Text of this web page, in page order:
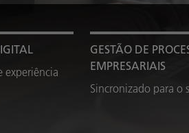
experiência
GESTÃO DE
EMPRESARIAIS
Sincronizado para o